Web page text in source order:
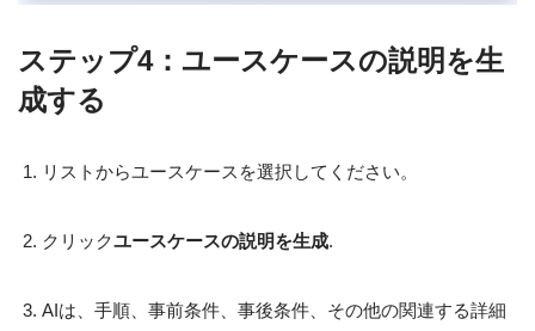
ステップ4：ユースケースの説明を生
成する
リストからユースケースを選択してください。
クリックユースケースの説明を生成.
AIは、手順、事前条件、事後条件、その他の関連する詳細